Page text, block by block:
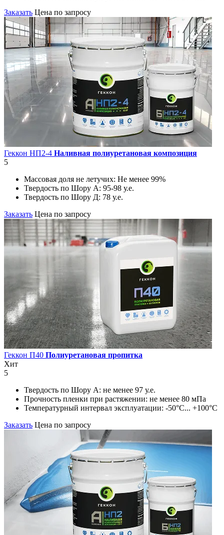
Заказать Цена по запросу
Геккон НП2-4 Наливная полиуретановая композиция
5
Массовая доля не летучих: Не менее 99%
Твердость по Шору А: 95-98 у.е.
Твердость по Шору Д: 78 у.е.
Заказать Цена по запросу
Геккон П40 Полиуретановая пропитка
Хит
5
Твердость по Шору А: не менее 97 у.е.
Прочность пленки при растяжении: не менее 80 мПа
Температурный интервал эксплуатации: -50°С... +100°С
Заказать Цена по запросу